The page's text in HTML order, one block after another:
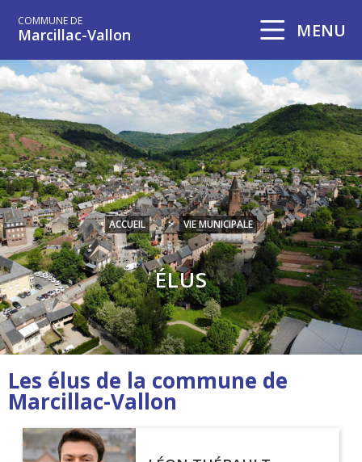
COMMUNE DE
Marcillac-Vallon MENU
ACCUEIL > VIE MUNICIPALE
ÉLUS
Les élus de la commune de
Marcillac-Vallon